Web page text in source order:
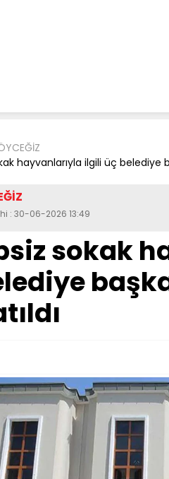
hayvanlarıyla ilgili üç belediye
: 30-06-2026 13:49
sokak